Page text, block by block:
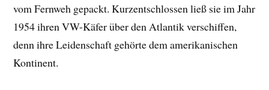
vom Fernweh gepackt. Kurzentschlossen ließ sie im Jahr
1954 ihren VW-Käfer über den Atlantik verschiffen,
denn ihre Leidenschaft gehörte dem amerikanischen
Kontinent.